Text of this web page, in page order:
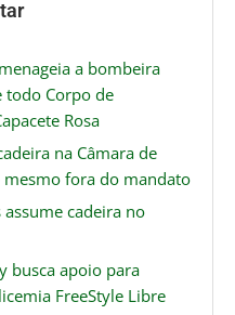
a bombeira
todo Corpo de
Rosa
na Câmara de
mesmo fora do mandato
assume cadeira no
busca apoio para
FreeStyle Libre